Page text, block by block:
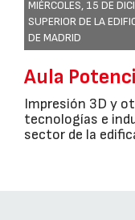
MIÉRCOLES, 15 DE
SUPERIOR DE LA
DE MADRID
Aula
Impresión 3D y
tecnologías e
sector de la